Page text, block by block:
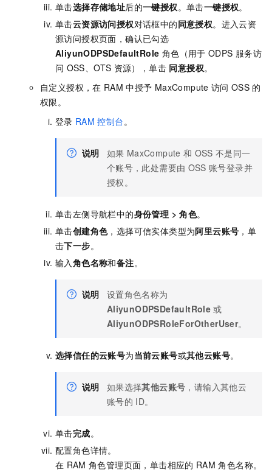
单击选择存储地址后的一键授权。单击一键授权。
单击云资源访问授权对话框中的同意授权。进入云资
源访问授权页面，确认已勾选
AliyunODPSDefaultRole 角色（用于 ODPS 服务访
问 OSS、OTS 资源），单击 同意授权。
自定义授权，在 RAM 中授予 MaxCompute 访问 OSS 的
权限。
登录 RAM 控制台。
说明 如果 MaxCompute 和 OSS 不是同一
个账号，此处需要由 OSS 账号登录并
授权。
单击左侧导航栏中的身份管理 >角色。
单击创建角色，选择可信实体类型为阿里云账号 ，单
击下一步。
输入角色名称和备注。
说明
设置角色名称为
AliyunODPSDefaultRole 或
AliyunODPSRoleForOtherUser。
选择信任的云账号为当前云账号或其他云账号。
说明 如果选择其他云账号 ，请输入其他云
账号的 ID。
单击完成。
配置角色详情。
在 RAM 角色管理页面，单击相应的 RAM 角色名称。